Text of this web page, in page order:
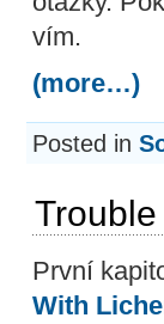
vím.
(more…)
Posted in
První
With